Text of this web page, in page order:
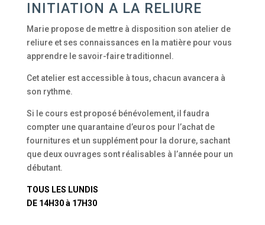
INITIATION A LA RELIURE
Marie propose de mettre à disposition son atelier de
reliure et ses connaissances en la matière pour vous
apprendre le savoir-faire traditionnel.
Cet atelier est accessible à tous, chacun avancera à
son rythme.
Si le cours est proposé bénévolement, il faudra
compter une quarantaine d’euros pour l’achat de
fournitures et un supplément pour la dorure, sachant
que deux ouvrages sont réalisables à l’année pour un
débutant.
TOUS LES LUNDIS
DE 14H30 à 17H30